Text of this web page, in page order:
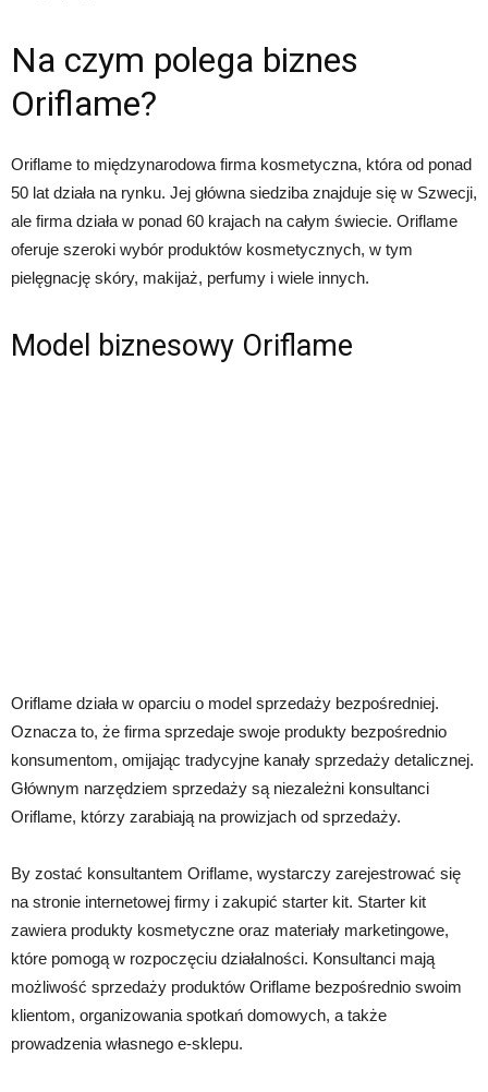
Na czym polega biznes
Oriflame?
Oriflame to międzynarodowa firma kosmetyczna, która od ponad
50 lat działa na rynku. Jej główna siedziba znajduje się w Szwecji,
ale firma działa w ponad 60 krajach na całym świecie. Oriflame
oferuje szeroki wybór produktów kosmetycznych, w tym
pielęgnację skóry, makijaż, perfumy i wiele innych.
Model biznesowy Oriflame
Oriflame działa w oparciu o model sprzedaży bezpośredniej.
Oznacza to, że firma sprzedaje swoje produkty bezpośrednio
konsumentom, omijając tradycyjne kanały sprzedaży detalicznej.
Głównym narzędziem sprzedaży są niezależni konsultanci
Oriflame, którzy zarabiają na prowizjach od sprzedaży.
By zostać konsultantem Oriflame, wystarczy zarejestrować się
na stronie internetowej firmy i zakupić starter kit. Starter kit
zawiera produkty kosmetyczne oraz materiały marketingowe,
które pomogą w rozpoczęciu działalności. Konsultanci mają
możliwość sprzedaży produktów Oriflame bezpośrednio swoim
klientom, organizowania spotkań domowych, a także
prowadzenia własnego e-sklepu.